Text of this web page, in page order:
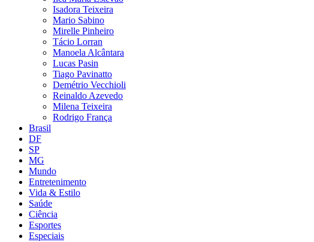
Isadora Teixeira
Mario Sabino
Mirelle Pinheiro
Tácio Lorran
Manoela Alcântara
Lucas Pasin
Tiago Pavinatto
Demétrio Vecchioli
Reinaldo Azevedo
Milena Teixeira
Rodrigo França
Brasil
DF
SP
MG
Mundo
Entretenimento
Vida & Estilo
Saúde
Ciência
Esportes
Especiais